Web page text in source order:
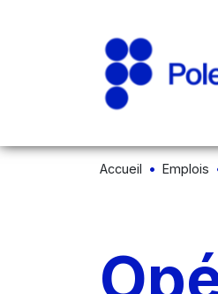
Accueil Emplois